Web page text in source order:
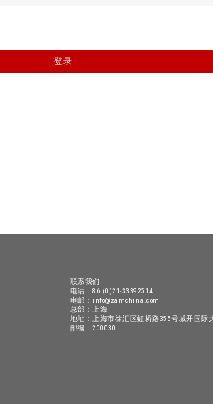
联系我们
电话：86 (0)21-33392514
电邮：info@zamchina.com
总部：上海
地址：上海市徐汇区虹桥路355号城开国际
邮编：200030